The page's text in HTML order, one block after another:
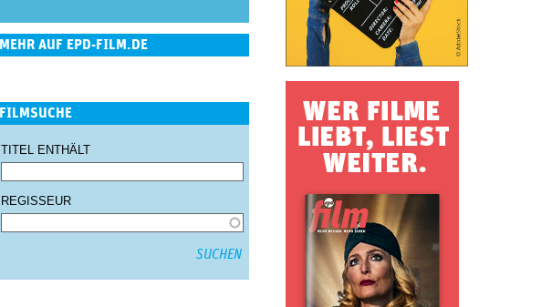
MEHR AUF EPD-FILM.DE
FILMSUCHE
TITEL ENTHÄLT
REGISSEUR